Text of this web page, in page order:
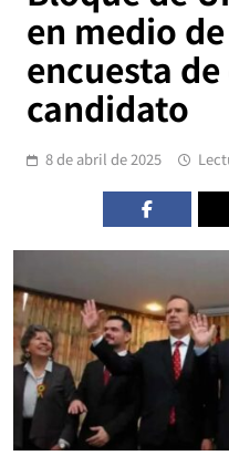
en medio
encuesta
candidato
8 de abril de 2025